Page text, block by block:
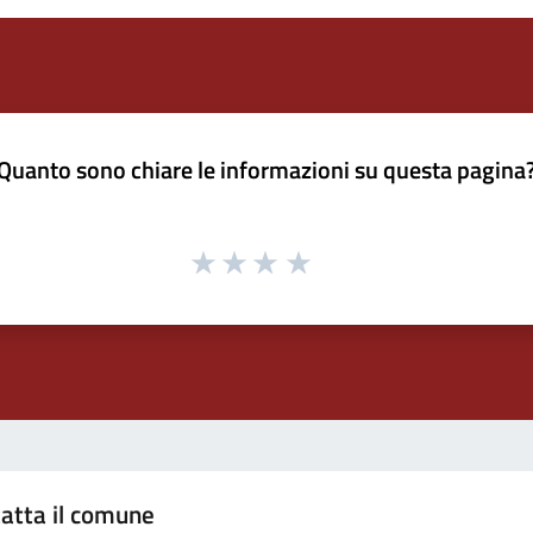
sono chiare le informazioni su questa
il comune